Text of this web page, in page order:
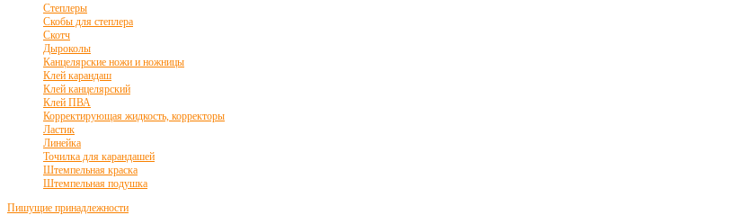
Степлеры
Скобы для степлера
Скотч
Дыроколы
Канцелярские ножи и ножницы
Клей карандаш
Клей канцелярский
Клей ПВА
Корректирующая жидкость, корректоры
Ластик
Линейка
Точилка для карандашей
Штемпельная краска
Штемпельная подушка
Пишущие принадлежности